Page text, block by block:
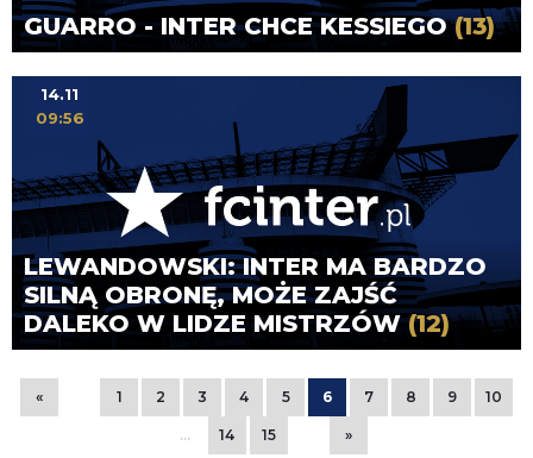
GUARRO - INTER CHCE KESSIEGO(13)
LEWANDOWSKI: INTER MA BARDZO
SILNĄ OBRONĘ, MOŻE ZAJŚĆ
DALEKO W LIDZE MISTRZÓW(12)
14.11
09:56
« 1 2 3 4 5 6 7 8 9 10
… 14 15 »